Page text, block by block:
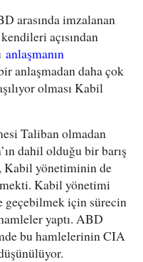
arasında imzalanan
açısından
anlaşmanın
anlaşmadan daha çok
olması Kabil
Taliban olmadan
dahil olduğu bir barış
Kabil yönetiminin de
Kabil yönetimi
geçebilmek için sürecin
yaptı. ABD
bu hamlelerinin CIA